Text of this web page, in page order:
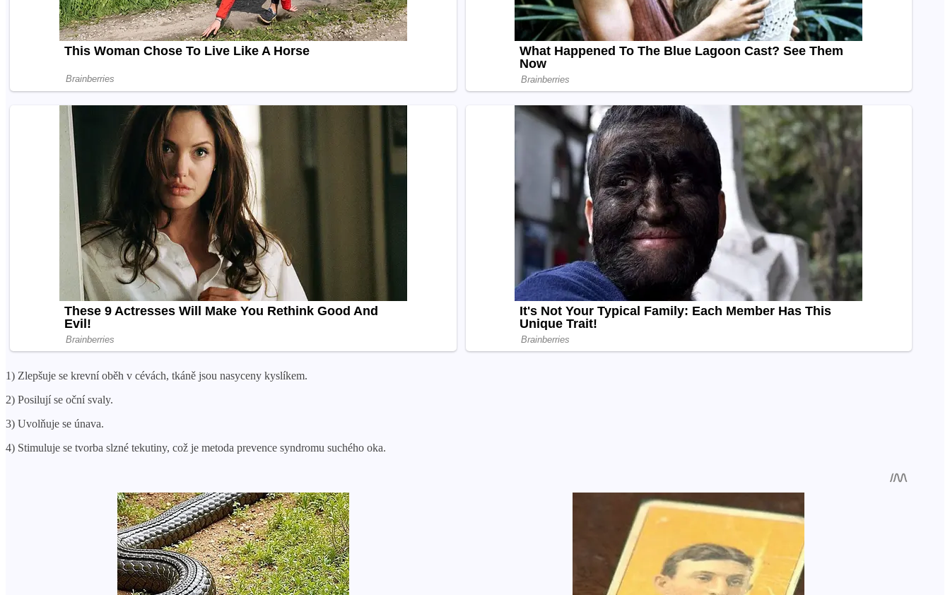
1) Zlepšuje se krevní oběh v cévách, tkáně jsou nasyceny kyslíkem.
2) Posilují se oční svaly.
3) Uvolňuje se únava.
4) Stimuluje se tvorba slzné tekutiny, což je metoda prevence syndromu suchého oka.